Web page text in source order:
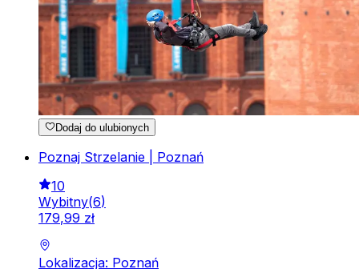
Dodaj do ulubionych
Poznaj Strzelanie | Poznań
10
Wybitny(6)
179,99 zł
Lokalizacja: Poznań